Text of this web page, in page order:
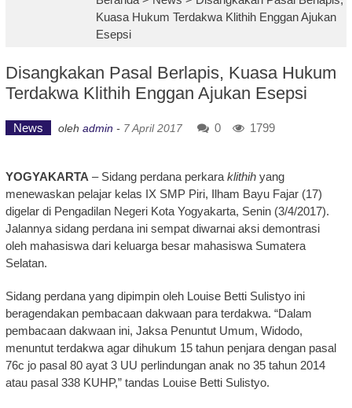
Kuasa Hukum Terdakwa Klithih Enggan Ajukan
Esepsi
Disangkakan Pasal Berlapis, Kuasa Hukum
Terdakwa Klithih Enggan Ajukan Esepsi
News oleh admin - 7 April 2017 0 1799
YOGYAKARTA – Sidang perdana perkara klithihyang
menewaskan pelajar kelas IX SMP Piri, Ilham Bayu Fajar (17)
digelar di Pengadilan Negeri Kota Yogyakarta, Senin (3/4/2017).
Jalannya sidang perdana ini sempat diwarnai aksi demontrasi
oleh mahasiswa dari keluarga besar mahasiswa Sumatera
Selatan.
Sidang perdana yang dipimpin oleh Louise Betti Sulistyo ini
beragendakan pembacaan dakwaan para terdakwa. “Dalam
pembacaan dakwaan ini, Jaksa Penuntut Umum, Widodo,
menuntut terdakwa agar dihukum 15 tahun penjara dengan pasal
76c jo pasal 80 ayat 3 UU perlindungan anak no 35 tahun 2014
atau pasal 338 KUHP,” tandas Louise Betti Sulistyo.